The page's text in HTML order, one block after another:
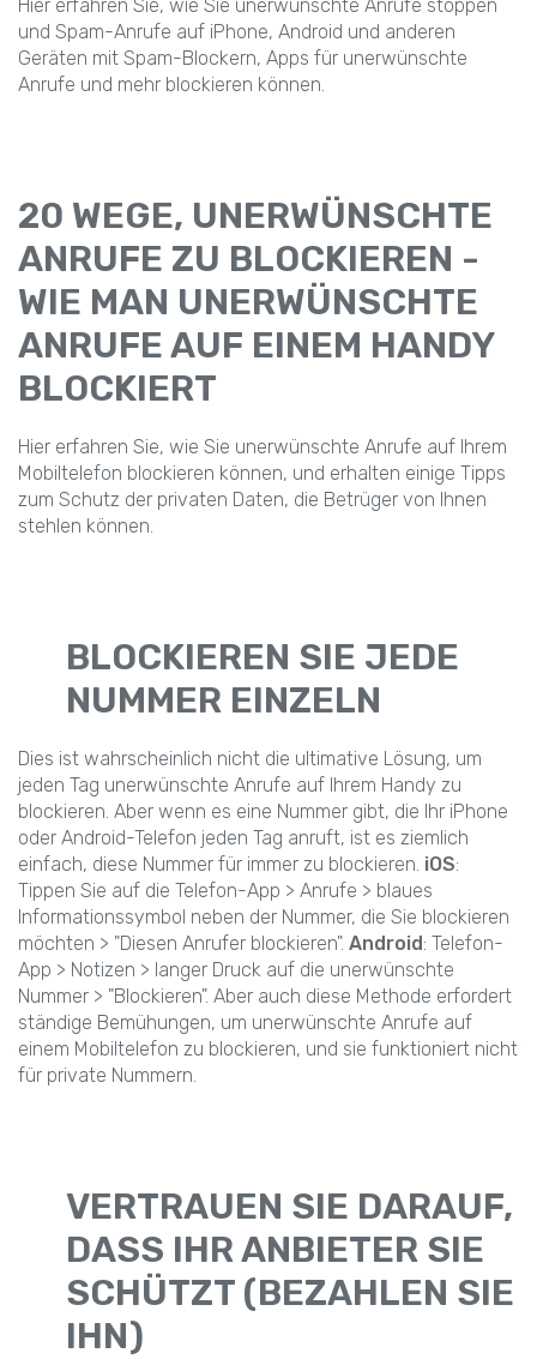
Hier erfahren Sie, wie Sie unerwünschte Anrufe stoppen
und Spam-Anrufe auf iPhone, Android und anderen
Geräten mit Spam-Blockern, Apps für unerwünschte
Anrufe und mehr blockieren können.
20 WEGE, UNERWÜNSCHTE
ANRUFE ZU BLOCKIEREN -
WIE MAN UNERWÜNSCHTE
ANRUFE AUF EINEM HANDY
BLOCKIERT
Hier erfahren Sie, wie Sie unerwünschte Anrufe auf Ihrem
Mobiltelefon blockieren können, und erhalten einige Tipps
zum Schutz der privaten Daten, die Betrüger von Ihnen
stehlen können.
BLOCKIEREN SIE JEDE
NUMMER EINZELN
Dies ist wahrscheinlich nicht die ultimative Lösung, um
jeden Tag unerwünschte Anrufe auf Ihrem Handy zu
blockieren. Aber wenn es eine Nummer gibt, die Ihr iPhone
oder Android-Telefon jeden Tag anruft, ist es ziemlich
einfach, diese Nummer für immer zu blockieren. iOS:
Tippen Sie auf die Telefon-App > Anrufe > blaues
Informationssymbol neben der Nummer, die Sie blockieren
möchten > "Diesen Anrufer blockieren". Android: Telefon-
App > Notizen > langer Druck auf die unerwünschte
Nummer > "Blockieren". Aber auch diese Methode erfordert
ständige Bemühungen, um unerwünschte Anrufe auf
einem Mobiltelefon zu blockieren, und sie funktioniert nicht
für private Nummern.
VERTRAUEN SIE DARAUF,
DASS IHR ANBIETER SIE
SCHÜTZT (BEZAHLEN SIE
IHN)